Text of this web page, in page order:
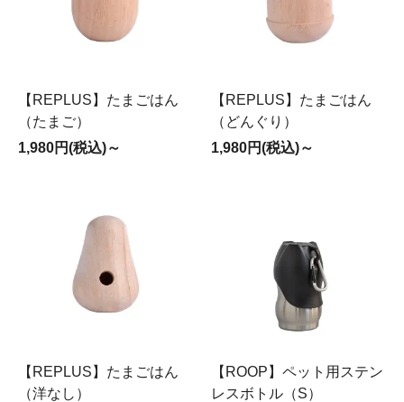
【REPLUS】たまごはん
（たまご）
1,980円(税込)～
【REPLUS】たまごはん
（どんぐり）
1,980円(税込)～
【REPLUS】たまごはん
（洋なし）
【ROOP】ペット用ステン
レスボトル（S）